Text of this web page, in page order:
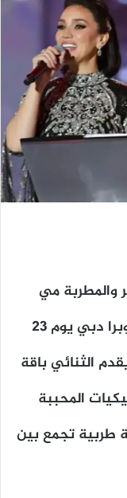
والمطربة مي
فاروق لإحياء حفلاً غنائياً مميزاً في أوبرا دبي يوم 23
يقدم الثنائي باقة
المحببة
طربية تجمع بين